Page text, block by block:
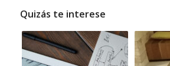
Quizás te interese